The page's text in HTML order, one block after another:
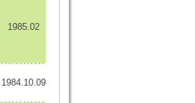
1985.02
1984.10.09